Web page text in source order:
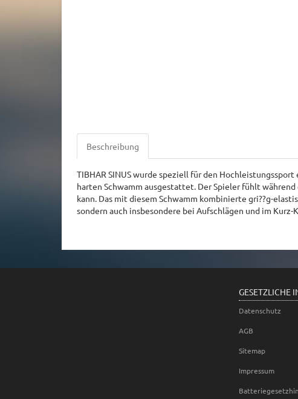
Beschreibung
TIBHAR SINUS wurde speziell für den
harten Schwamm ausgestattet. Der Spieler fühlt
kann. Das mit diesem Schwamm kombinierte gri??g-
sondern auch insbesondere bei Aufschlägen und im
GESETZLICHE
Datenschutz
AGB
Sitemap
Impressum